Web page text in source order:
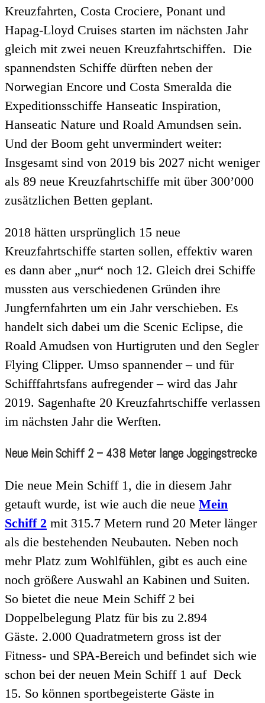
Kreuzfahrten, Costa Crociere, Ponant und
Hapag-Lloyd Cruises starten im nächsten Jahr
gleich mit zwei neuen Kreuzfahrtschiffen. Die
spannendsten Schiffe dürften neben der
Norwegian Encore und Costa Smeralda die
Expeditionsschiffe Hanseatic Inspiration,
Hanseatic Nature und Roald Amundsen sein.
Und der Boom geht unvermindert weiter:
Insgesamt sind von 2019 bis 2027 nicht weniger
als 89 neue Kreuzfahrtschiffe mit über 300’000
zusätzlichen Betten geplant.
2018 hätten ursprünglich 15 neue
Kreuzfahrtschiffe starten sollen, effektiv waren
es dann aber „nur“ noch 12. Gleich drei Schiffe
mussten aus verschiedenen Gründen ihre
Jungfernfahrten um ein Jahr verschieben. Es
handelt sich dabei um die Scenic Eclipse, die
Roald Amudsen von Hurtigruten und den Segler
Flying Clipper. Umso spannender – und für
Schifffahrtsfans aufregender – wird das Jahr
2019. Sagenhafte 20 Kreuzfahrtschiffe verlassen
im nächsten Jahr die Werften.
Neue Mein Schiff 2 – 438 Meter lange Joggingstrecke
Die neue Mein Schiff 1, die in diesem Jahr
getauft wurde, ist wie auch die neue Mein
Schiff 2 mit 315.7 Metern rund 20 Meter länger
als die bestehenden Neubauten. Neben noch
mehr Platz zum Wohlfühlen, gibt es auch eine
noch größere Auswahl an Kabinen und Suiten.
So bietet die neue Mein Schiff 2 bei
Doppelbelegung Platz für bis zu 2.894
Gäste. 2.000 Quadratmetern gross ist der
Fitness- und SPA-Bereich und befindet sich wie
schon bei der neuen Mein Schiff 1 auf Deck
15. So können sportbegeisterte Gäste in